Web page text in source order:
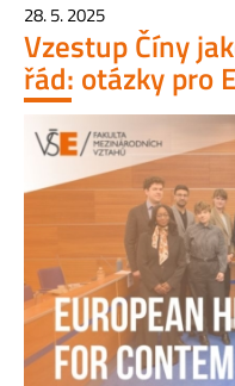
28. 5. 2025
Vzestup Číny
řád: otázky pro